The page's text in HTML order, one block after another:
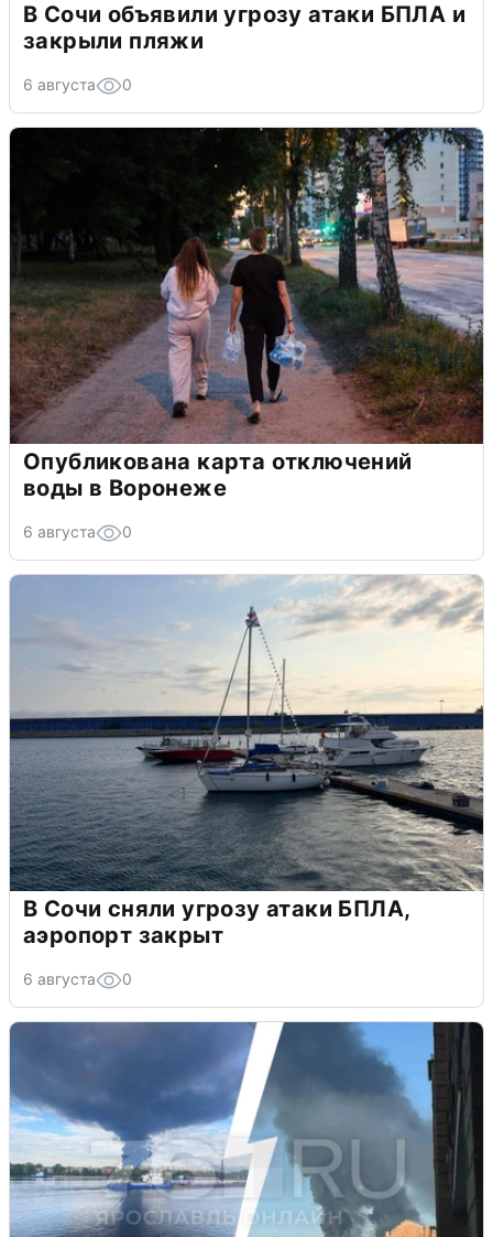
В Сочи объявили угрозу атаки БПЛА и
закрыли пляжи
6 августа 0
Опубликована карта отключений
воды в Воронеже
6 августа 0
В Сочи сняли угрозу атаки БПЛА,
аэропорт закрыт
6 августа 0